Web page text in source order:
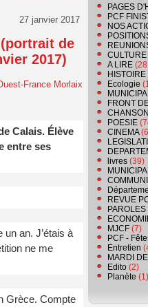
27 janvier 2017
de
2017)
Calais. Élève
entre ses
un an. J’étais à
ne me
Grèce. Compte
PAGES
PCF
NOS
CULTURE
A LIRE
Ecologie
FRONT
POESIE
CINEMA
livres (39)
REVUE
MJCF (7)
PCF -
Entretien
MARDI
Edito (2)
Planète (1)